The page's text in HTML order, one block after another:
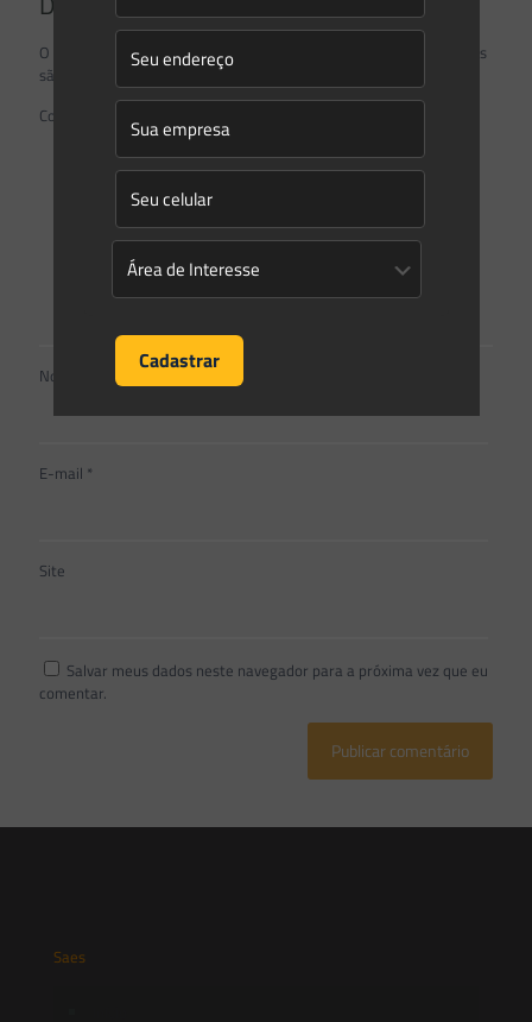
O seu endereço de e-mail não será publicado.
Campos obrigatórios
são marcados com
Comentário
Nome
E-mail *
Site
Salvar meus dados neste navegador para a próxima vez que eu
comentar.
Saes